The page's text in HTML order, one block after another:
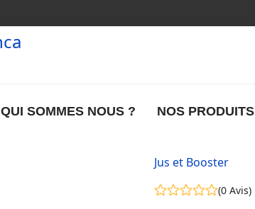
QUI SOMMES NOUS ? NOS PRODUITS
Jus et Booster
(0 Avis)